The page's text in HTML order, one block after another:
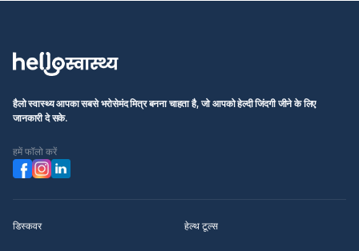
हैलो स्वास्थ्य आपका सबसे भरोसेमंद मित्र बनना चाहता है, जो आपको हेल्दी जिंदगी जीने के लिए
जानकारी दे सके.
हमें फॉलो करें
डिस्कवर हेल्थ टूल्स